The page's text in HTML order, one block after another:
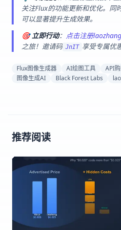
关注Flux的功能更新和优化。同
可以显著提升生成效果。
🎯 立即行动： 点击注册
之旅！邀请码 JnIT 享受专属优
Flux图像生成器 AI绘图工具 API
图像生成AI
Black Forest Labs
推荐阅读